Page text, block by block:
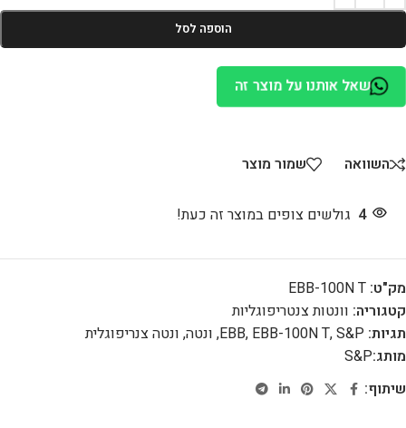
הוספה לסל
שאל אותנו על מוצר זה
השוואה שמור מוצר
4 גולשים צופים במוצר זה כעת!
מק"ט: EBB-100N T
קטגוריה: וונטות צנטריפוגליות
תגיות:
EBB, EBB-100N T,S&P
, ונטה, ונטה צנריפוגלית
מותג:S&P
שיתוף: